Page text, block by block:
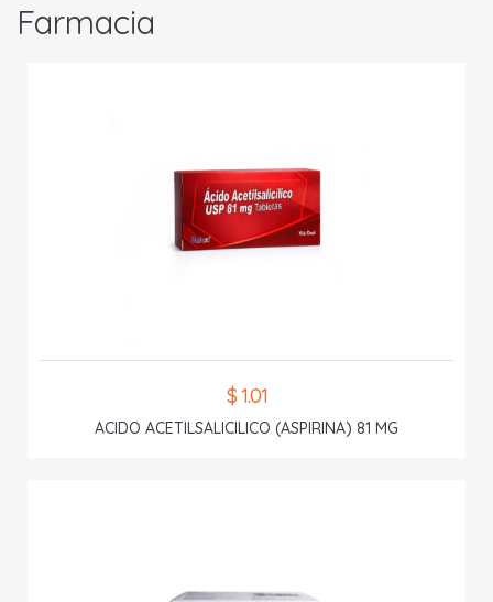
Farmacia
$ 1.01
ACIDO ACETILSALICILICO (ASPIRINA) 81 MG